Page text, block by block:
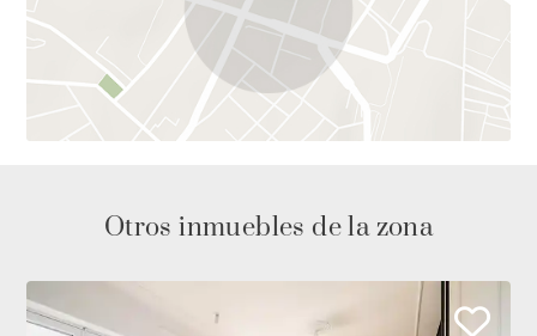
Otros inmuebles de la zona